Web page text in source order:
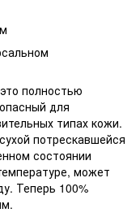
полностью
для
типах кожи.
потрескавшейся
состоянии
может
Теперь 100%